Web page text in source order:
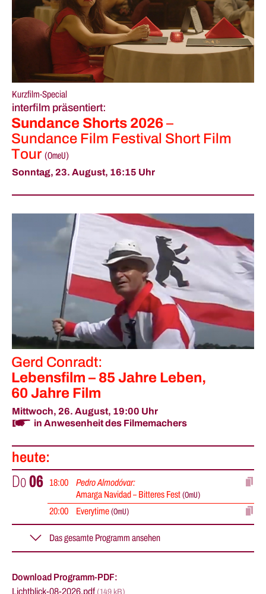
Kurzfilm-Special
interfilm präsentiert:
Sundance Shorts 2026 –
Sundance Film Festival Short Film
Tour (OmeU)
Sonntag, 23. August, 16:15 Uhr
Gerd Conradt:
Lebensfilm – 85 Jahre Leben,
60 Jahre Film
Mittwoch, 26. August, 19:00 Uhr
in Anwesenheit des Filmemachers
heute:
Do06 18:00
Pedro Almodóvar:
Amarga Navidad – Bitteres Fest (OmU)
20:00 Everytime (OmU)
Sa 08 15:30 Berlin – Filme der Stadt
Download Programm-PDF:
Lichtblick-08-2026.pdf